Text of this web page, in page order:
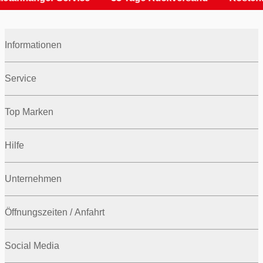
Informationen
Service
Top Marken
Hilfe
Unternehmen
Öffnungszeiten / Anfahrt
Social Media